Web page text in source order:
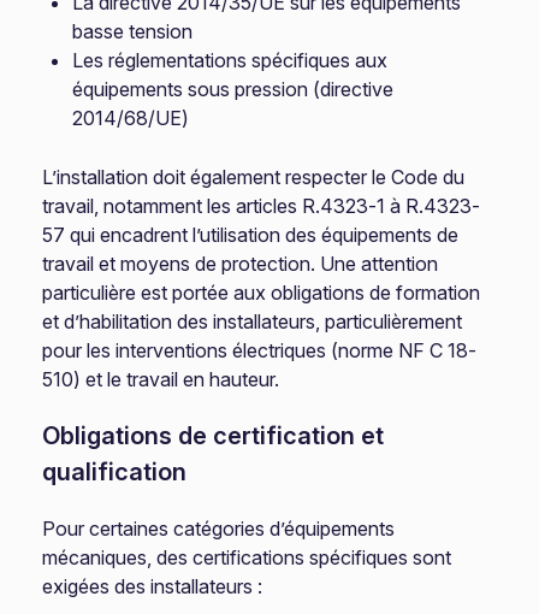
basse tension
Les réglementations spécifiques aux
équipements sous pression (directive
2014/68/UE)
L’installation doit également respecter le Code du
travail, notamment les articles R.4323-1 à R.4323-
57 qui encadrent l’utilisation des équipements de
travail et moyens de protection. Une attention
particulière est portée aux obligations de formation
et d’habilitation des installateurs, particulièrement
pour les interventions électriques (norme NF C 18-
510) et le travail en hauteur.
Obligations de certification et
qualification
Pour certaines catégories d’équipements
mécaniques, des certifications spécifiques sont
exigées des installateurs :